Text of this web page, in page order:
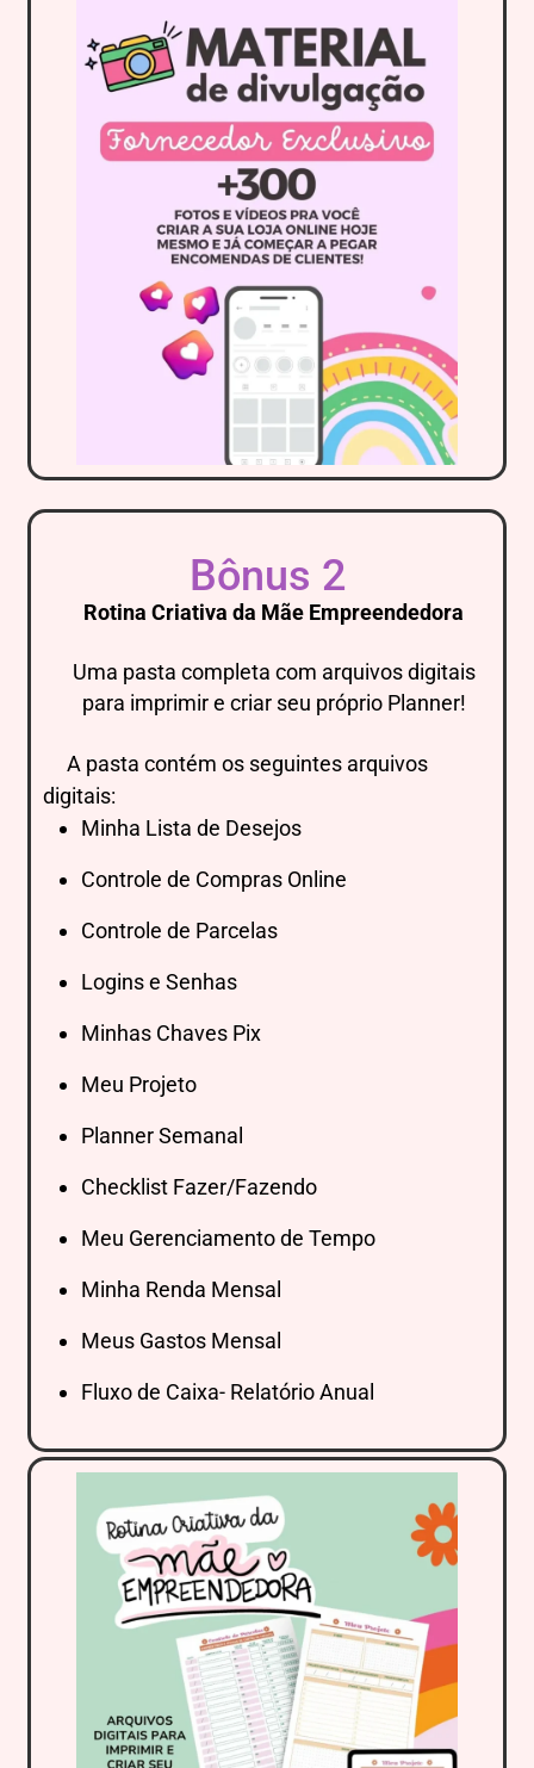
Bônus 2
Rotina Criativa da Mãe Empreendedora
Uma pasta completa com arquivos digitais
para imprimir e criar seu próprio Planner!
A pasta contém os seguintes arquivos
digitais:
Minha Lista de Desejos
Controle de Compras Online
Controle de Parcelas
Logins e Senhas
Minhas Chaves Pix
Meu Projeto
Planner Semanal
Checklist Fazer/Fazendo
Meu Gerenciamento de Tempo
Minha Renda Mensal
Meus Gastos Mensal
Fluxo de Caixa- Relatório Anual